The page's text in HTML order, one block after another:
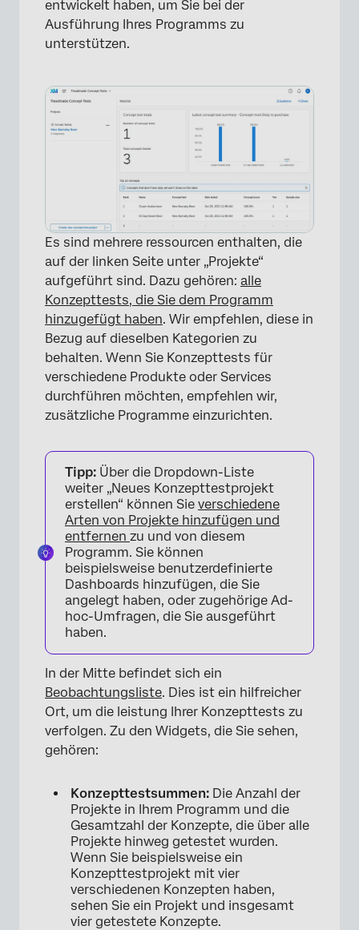
entwickelt haben, um Sie bei der
Ausführung Ihres Programms zu
unterstützen.
×
Es sind mehrere ressourcen enthalten, die
auf der linken Seite unter „Projekte“
aufgeführt sind. Dazu gehören: alle
Konzepttests, die Sie dem Programm
hinzugefügt haben. Wir empfehlen, diese in
Bezug auf dieselben Kategorien zu
behalten. Wenn Sie Konzepttests für
verschiedene Produkte oder Services
durchführen möchten, empfehlen wir,
zusätzliche Programme einzurichten.
Tipp: Über die Dropdown-Liste
weiter „Neues Konzepttestprojekt
erstellen“ können Sie verschiedene
Arten von Projekte hinzufügen und
entfernen zu und von diesem
Programm. Sie können
beispielsweise benutzerdefinierte
Dashboards hinzufügen, die Sie
angelegt haben, oder zugehörige Ad-
hoc-Umfragen, die Sie ausgeführt
haben.
In der Mitte befindet sich ein
Beobachtungsliste. Dies ist ein hilfreicher
Ort, um die leistung Ihrer Konzepttests zu
verfolgen. Zu den Widgets, die Sie sehen,
gehören:
Konzepttestsummen: Die Anzahl der
Projekte in Ihrem Programm und die
Gesamtzahl der Konzepte, die über alle
Projekte hinweg getestet wurden.
Wenn Sie beispielsweise ein
Konzepttestprojekt mit vier
verschiedenen Konzepten haben,
sehen Sie ein Projekt und insgesamt
vier getestete Konzepte.